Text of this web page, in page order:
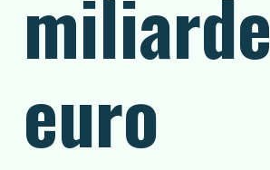
miliarde
euro